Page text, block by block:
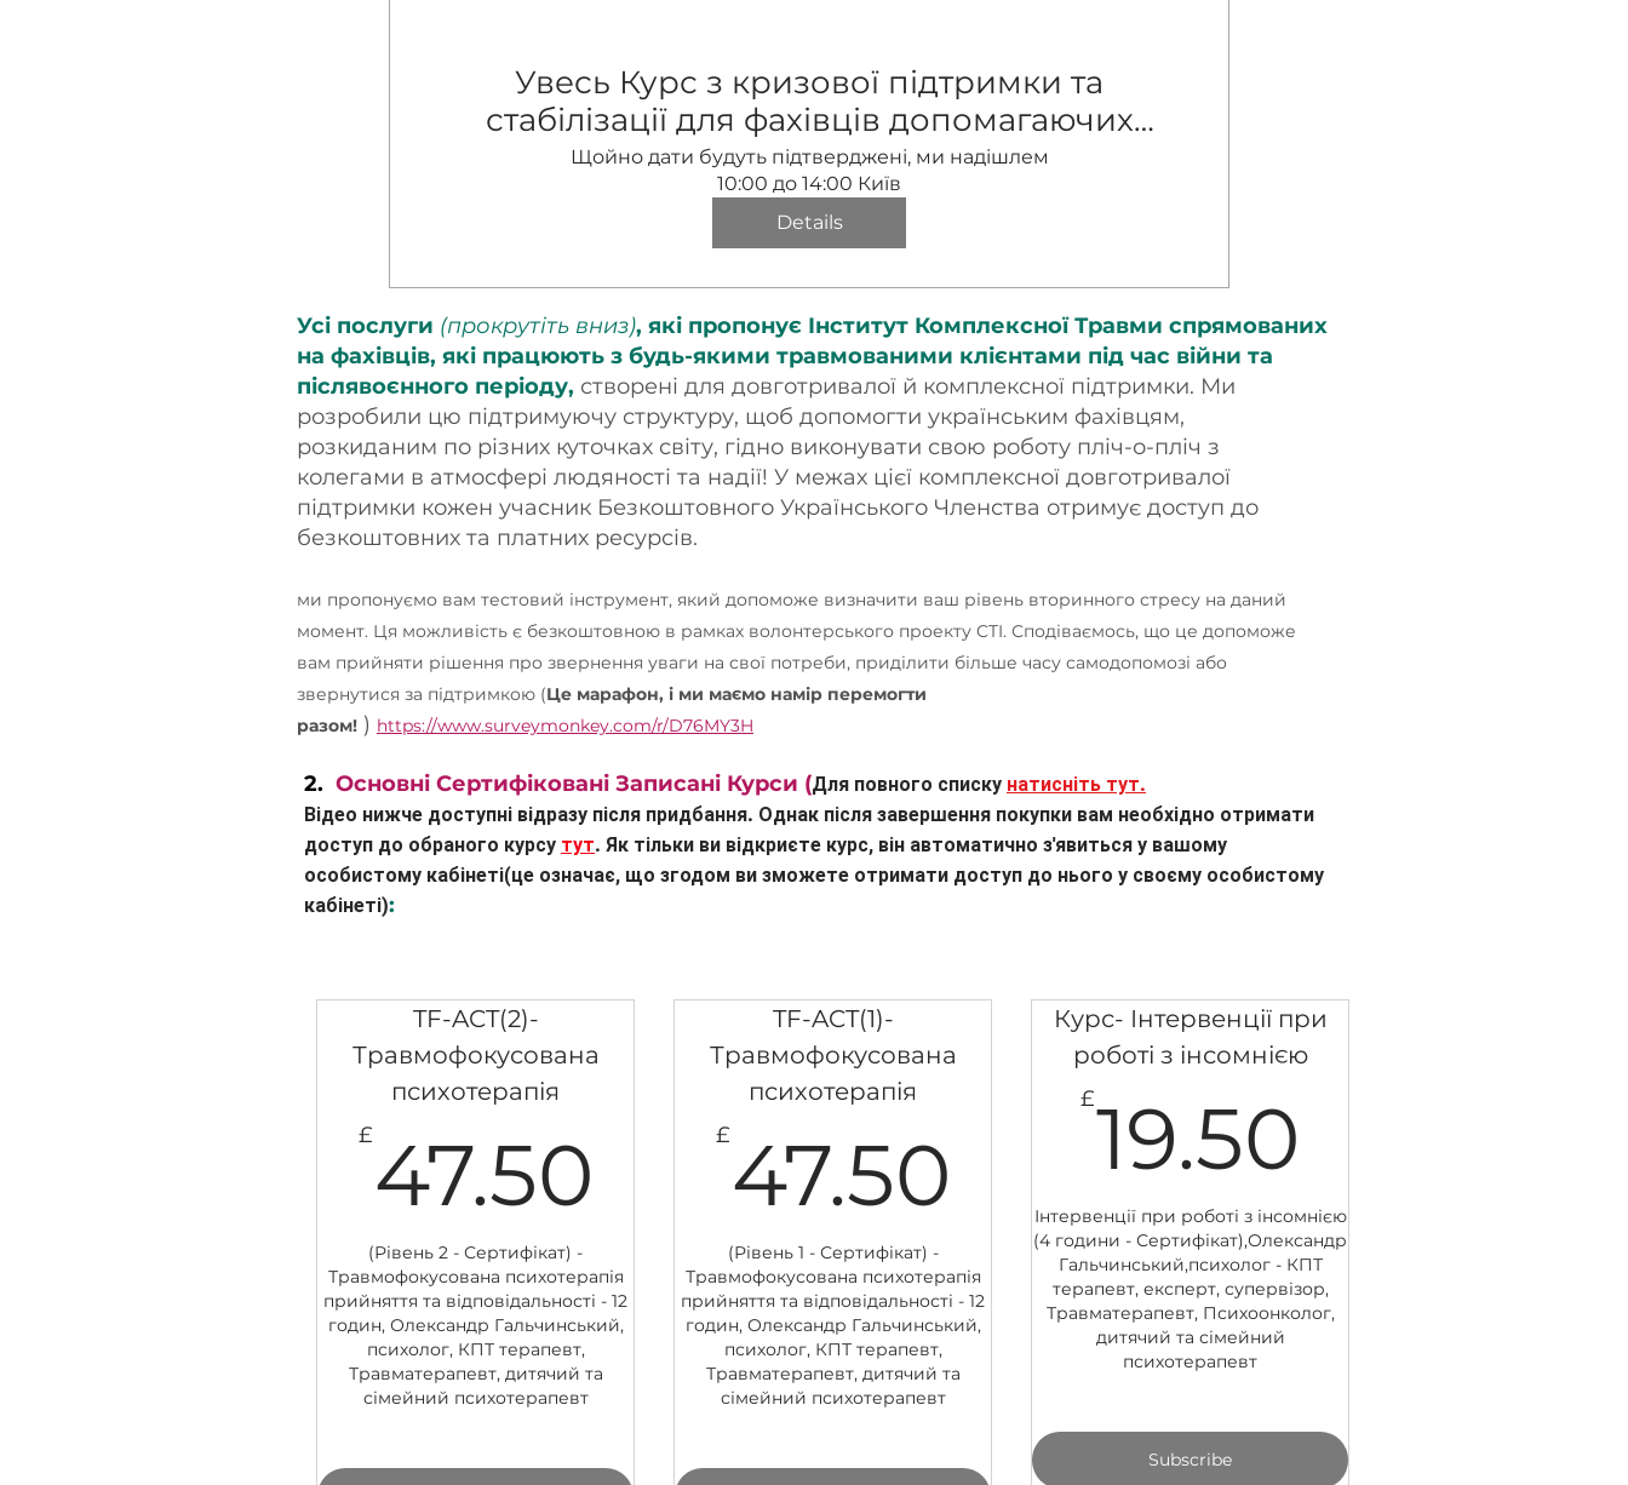
Увесь Курс з кризової підтримки та
стабілізації для фахівців допомагаючих
професій
Щойно дати будуть підтверджені, ми надішлем
10:00 до 14:00 Київ
Details
Усі послуги (прокрутіть вниз), які пропонує Інститут Комплексної Травми спрямованих
на фахівців, які працюють з будь-якими травмованими клієнтами під час війни та
післявоєнного періоду, створені для довготривалої й комплексної підтримки. Ми
розробили цю підтримуючу структуру, щоб допомогти українським фахівцям,
розкиданим по різних куточках світу, гідно виконувати свою роботу пліч-о-пліч з
колегами в атмосфері людяності та надії! У межах цієї комплексної довготривалої
підтримки кожен учасник Безкоштовного Українського Членства отримує доступ до
безкоштовних та платних ресурсів.
ми пропонуємо вам тестовий інструмент, який допоможе визначити ваш рівень вторинного стресу на даний
момент. Ця можливість є безкоштовною в рамках волонтерського проекту CTI. Сподіваємось, що це допоможе
вам прийняти рішення про звернення уваги на свої потреби, приділити більше часу самодопомозі або
звернутися за підтримкою (Це марафон, і ми маємо намір перемогти
разом! ) https://www.surveymonkey.com/r/D76MY3H
2. Основні Сертифіковані Записані Курси (Для повного списку натисніть тут.
Відео нижче доступні відразу після придбання. Однак після завершення покупки вам необхідно отримати
доступ до обраного курсу тут. Як тільки ви відкриєте курс, він автоматично з'явиться у вашому
особистому кабінеті(це означає, що згодом ви зможете отримати доступ до нього у своєму особистому
кабінеті):
TF-ACT(2)-
Травмофокусована
психотерапія
£ 47.50 47.50£
(Рівень 2 - Сертифікат) -
Травмофокусована психотерапія
прийняття та відповідальності - 12
годин, Олександр Гальчинський,
психолог, КПТ терапевт,
Травматерапевт, дитячий та
сімейний психотерапевт
TF-ACT(1)-
Травмофокусована
психотерапія
£ 47.50 47.50£
(Рівень 1 - Сертифікат) -
Травмофокусована психотерапія
прийняття та відповідальності - 12
годин, Олександр Гальчинський,
психолог, КПТ терапевт,
Травматерапевт, дитячий та
сімейний психотерапевт
Курс- Інтервенції при
роботі з інсомнією
£19.50
Інтервенції при роботі з інсомнією
(4 години - Сертифікат),Олександр
Гальчинський,психолог - КПТ
терапевт, експерт, супервізор,
Травматерапевт, Психоонколог,
дитячий та сімейний
психотерапевт
Subscribe